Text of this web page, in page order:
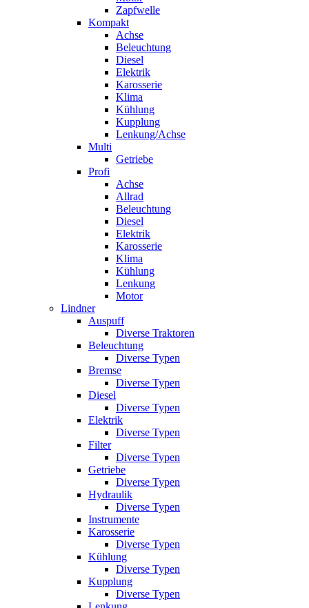
Zapfwelle
Kompakt
Achse
Beleuchtung
Diesel
Elektrik
Karosserie
Klima
Kühlung
Kupplung
Lenkung/Achse
Multi
Getriebe
Profi
Achse
Allrad
Beleuchtung
Diesel
Elektrik
Karosserie
Klima
Kühlung
Lenkung
Motor
Lindner
Auspuff
Diverse Traktoren
Beleuchtung
Diverse Typen
Bremse
Diverse Typen
Diesel
Diverse Typen
Elektrik
Diverse Typen
Filter
Diverse Typen
Getriebe
Diverse Typen
Hydraulik
Diverse Typen
Instrumente
Karosserie
Diverse Typen
Kühlung
Diverse Typen
Kupplung
Diverse Typen